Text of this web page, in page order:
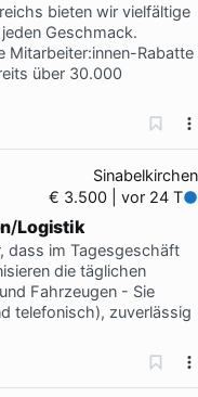
bieten wir vielfältige
Geschmack.
Mitarbeiter:innen-Rabatte
über 30.000
Sinabelkirchen
€ 3.500 | vor 24 T
/Logistik
dass im Tagesgeschäft
die täglichen
Fahrzeugen - Sie
telefonisch), zuverlässig